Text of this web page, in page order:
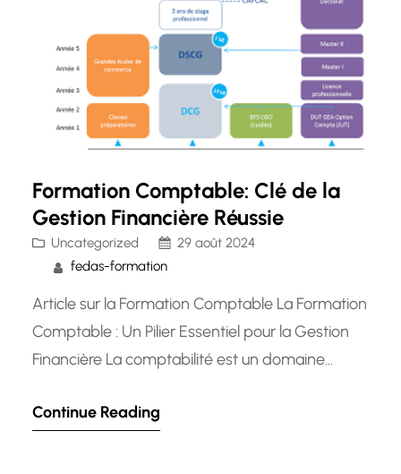
Formation Comptable: Clé de la
Gestion Financière Réussie
Uncategorized
29 août 2024
fedas-formation
Article sur la Formation Comptable La Formation
Comptable : Un Pilier Essentiel pour la Gestion
Financière La comptabilité est un domaine
elle permet de suivre et d’analyser les flux
Continue Reading